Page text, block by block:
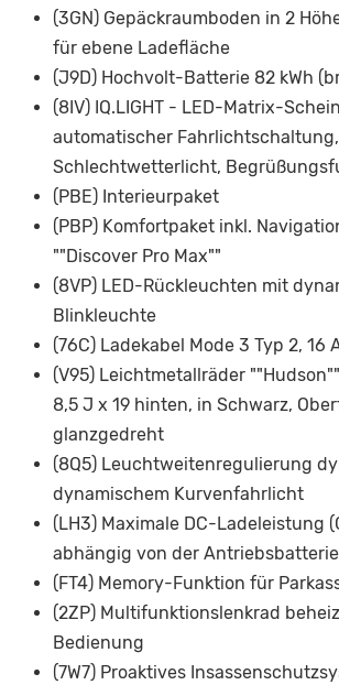
(3GN) Gepäckraumboden in 2
für ebene Ladefläche
(J9D) Hochvolt-Batterie 82 kWh
(8IV) IQ.LIGHT - LED-Matrix-
automatischer Fahrlichtschaltung,
Schlechtwetterlicht,
(PBE) Interieurpaket
(PBP) Komfortpaket inkl.
""Discover Pro Max""
(8VP) LED-Rückleuchten mit
Blinkleuchte
(76C) Ladekabel Mode 3 Typ 2, 16
(V95) Leichtmetallräder
8,5 J x 19 hinten, in Schwarz,
glanzgedreht
(8Q5) Leuchtweitenregulierung
dynamischem Kurvenfahrlicht
(LH3) Maximale DC-Ladeleistung
abhängig von der Antriebsbatterie
(FT4) Memory-Funktion für
(2ZP) Multifunktionslenkrad
Bedienung
(7W7) Proaktives